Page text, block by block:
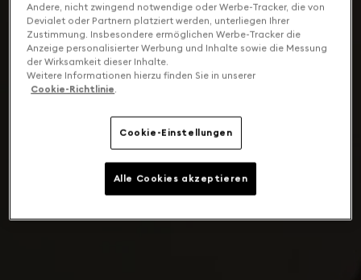
Andere, nicht zwingend notwendige oder Werbe-Tracker, die von
Devialet oder Partnern platziert werden, unterliegen Ihrer
Zustimmung. Insbesondere ermöglichen Werbe-Tracker die
Anzeige personalisierter Werbung und Inhalte sowie die Messung
der Wirksamkeit dieser Inhalte.
Weitere Informationen hierzu finden Sie in unserer
Cookie-Richtlinie.
Cookie-Einstellungen
Alle Cookies akzeptieren